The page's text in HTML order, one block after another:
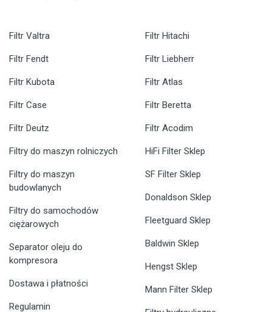
Filtr Valtra
Filtr Fendt
Filtr Kubota
Filtr Case
Filtr Deutz
Filtr Hitachi
Filtr Liebherr
Filtr Atlas
Filtr Beretta
Filtr Acodim
Filtry do maszyn rolniczych
Filtry do maszyn
budowlanych
Filtry do samochodów
ciężarowych
Separator oleju do
kompresora
Dostawa i płatności
Regulamin
HiFi Filter Sklep
SF Filter Sklep
Donaldson Sklep
Fleetguard Sklep
Baldwin Sklep
Hengst Sklep
Mann Filter Sklep